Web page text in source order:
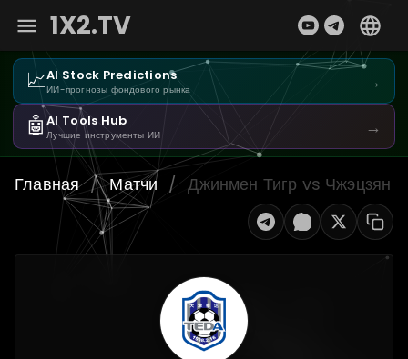
1X2.TV
📈AI Stock Predictions
ИИ-прогнозы фондового рынка →
🤖AI Tools Hub
Лучшие инструменты ИИ →
Главная / Матчи / Джинмен Тигр vs Чжэцзян